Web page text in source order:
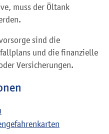
muss der Öltank
sind die
und die finanzielle
Versicherungen.